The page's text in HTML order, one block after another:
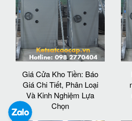
Giá Cửa Kho Tiền: Báo
Giá Chi Tiết, Phân Loại
Và Kinh Nghiệm Lựa
Chọn